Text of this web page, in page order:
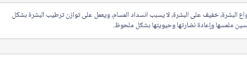
البشرة، خفيف على البشرة، لا يسبب انسداد المسام، ويعمل على توازن ترطيب البشرة بشكل
ملمسها وإعادة نضارتها وحيويتها بشكل ملحوظ.